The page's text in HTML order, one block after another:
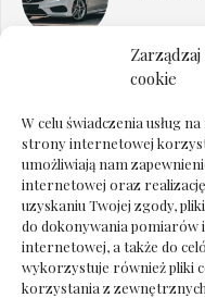
cookie
W celu świadczenia usług
strony internetowej
umożliwiają nam
internetowej oraz
uzyskaniu Twojej zgody,
do dokonywania
internetowej, a także do
wykorzystuje również pliki
korzystania z
Ile